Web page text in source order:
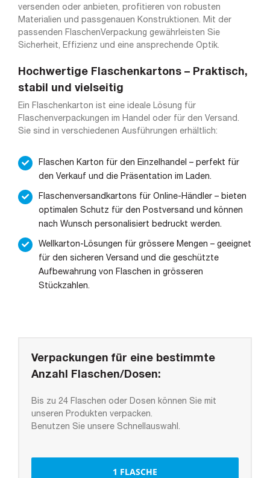
versenden oder anbieten, profitieren von robusten
Materialien und passgenauen Konstruktionen. Mit der
passenden FlaschenVerpackung gewährleisten Sie
Sicherheit, Effizienz und eine ansprechende Optik.
Hochwertige Flaschenkartons – Praktisch,
stabil und vielseitig
Ein Flaschenkarton ist eine ideale Lösung für
Flaschenverpackungen im Handel oder für den Versand.
Sie sind in verschiedenen Ausführungen erhältlich:
Flaschen Karton für den Einzelhandel – perfekt für
den Verkauf und die Präsentation im Laden.
Flaschenversandkartons für Online-Händler – bieten
optimalen Schutz für den Postversand und können
nach Wunsch personalisiert bedruckt werden.
Wellkarton-Lösungen für grössere Mengen – geeignet
für den sicheren Versand und die geschützte
Aufbewahrung von Flaschen in grösseren
Stückzahlen.
Verpackungen für eine bestimmte
Anzahl Flaschen/Dosen:
Bis zu 24 Flaschen oder Dosen können Sie mit
unseren Produkten verpacken.
Benutzen Sie unsere Schnellauswahl.
1 FLASCHE